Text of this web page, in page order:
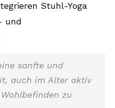
Stuhl-Yoga
und
sanfte und
auch im Alter aktiv
zu